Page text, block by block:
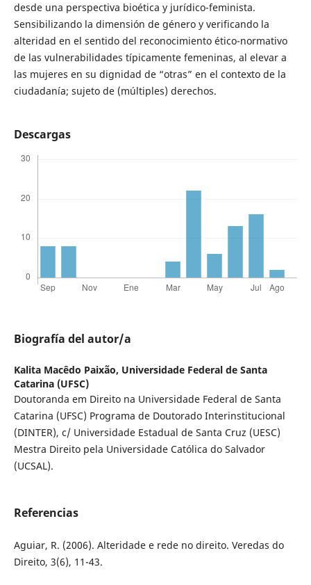
desde una perspectiva bioética y jurídico-feminista.
Sensibilizando la dimensión de género y verificando la
alteridad en el sentido del reconocimiento ético-normativo
de las vulnerabilidades típicamente femeninas, al elevar a
las mujeres en su dignidad de “otras” en el contexto de la
ciudadanía; sujeto de (múltiples) derechos.
Descargas
Biografía del autor/a
Kalita Macêdo Paixão, Universidade Federal de Santa
Catarina (UFSC)
Doutoranda em Direito na Universidade Federal de Santa
Catarina (UFSC) Programa de Doutorado Interinstitucional
(DINTER), c/ Universidade Estadual de Santa Cruz (UESC)
Mestra Direito pela Universidade Católica do Salvador
(UCSAL).
Referencias
Aguiar, R. (2006). Alteridade e rede no direito. Veredas do
Direito, 3(6), 11-43.